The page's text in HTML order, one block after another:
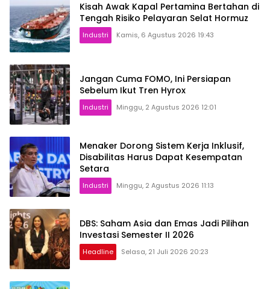
Kisah Awak Kapal Pertamina Bertahan di
Tengah Risiko Pelayaran Selat Hormuz
Industri Kamis, 6 Agustus 2026 19:43
Jangan Cuma FOMO, Ini Persiapan
Sebelum Ikut Tren Hyrox
Industri Minggu, 2 Agustus 2026 12:01
Menaker Dorong Sistem Kerja Inklusif,
Disabilitas Harus Dapat Kesempatan
Setara
Industri Minggu, 2 Agustus 2026 11:13
DBS: Saham Asia dan Emas Jadi Pilihan
Investasi Semester II 2026
Headline Selasa, 21 Juli 2026 20:23